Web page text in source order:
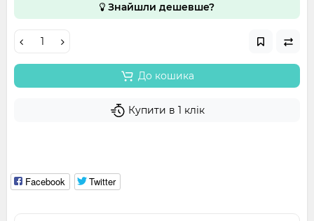
Знайшли дешевше?
До кошика
Купити в 1 клік
Facebook Twitter